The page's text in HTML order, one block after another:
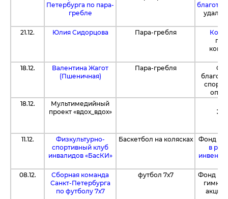
Петербурга по пара-
гребле
21.12.
Юлия Сидорцова Пара-гребля
18.12.
Валентина Жагот
(Пшеничная)
Пара-гребля
С
18.12.
Мультимедийный
проект «вдох_вдох»
11.12.
Физкультурно-
спортивный клуб
инвалидов «БасКИ»
Баскетбол на колясках
Фонд
в
08.12.
Сборная команда
Санкт-Петербурга
по футболу 7х7
футбол 7х7
Фонд
акции